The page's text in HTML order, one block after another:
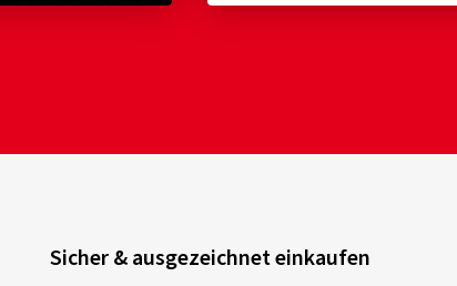
Sicher & ausgezeichnet einkaufen